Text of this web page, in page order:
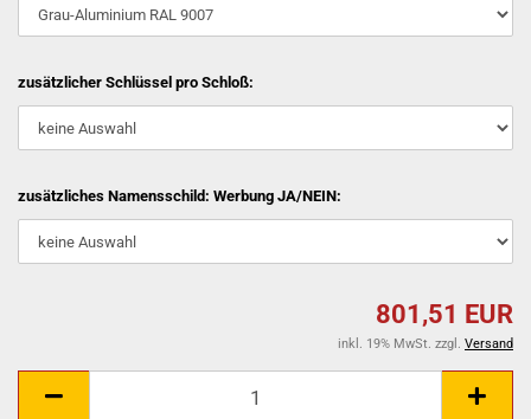
zusätzlicher Schlüssel pro Schloß:
zusätzliches Namensschild: Werbung JA/NEIN:
801,51 EUR
inkl. 19% MwSt. zzgl. Versand